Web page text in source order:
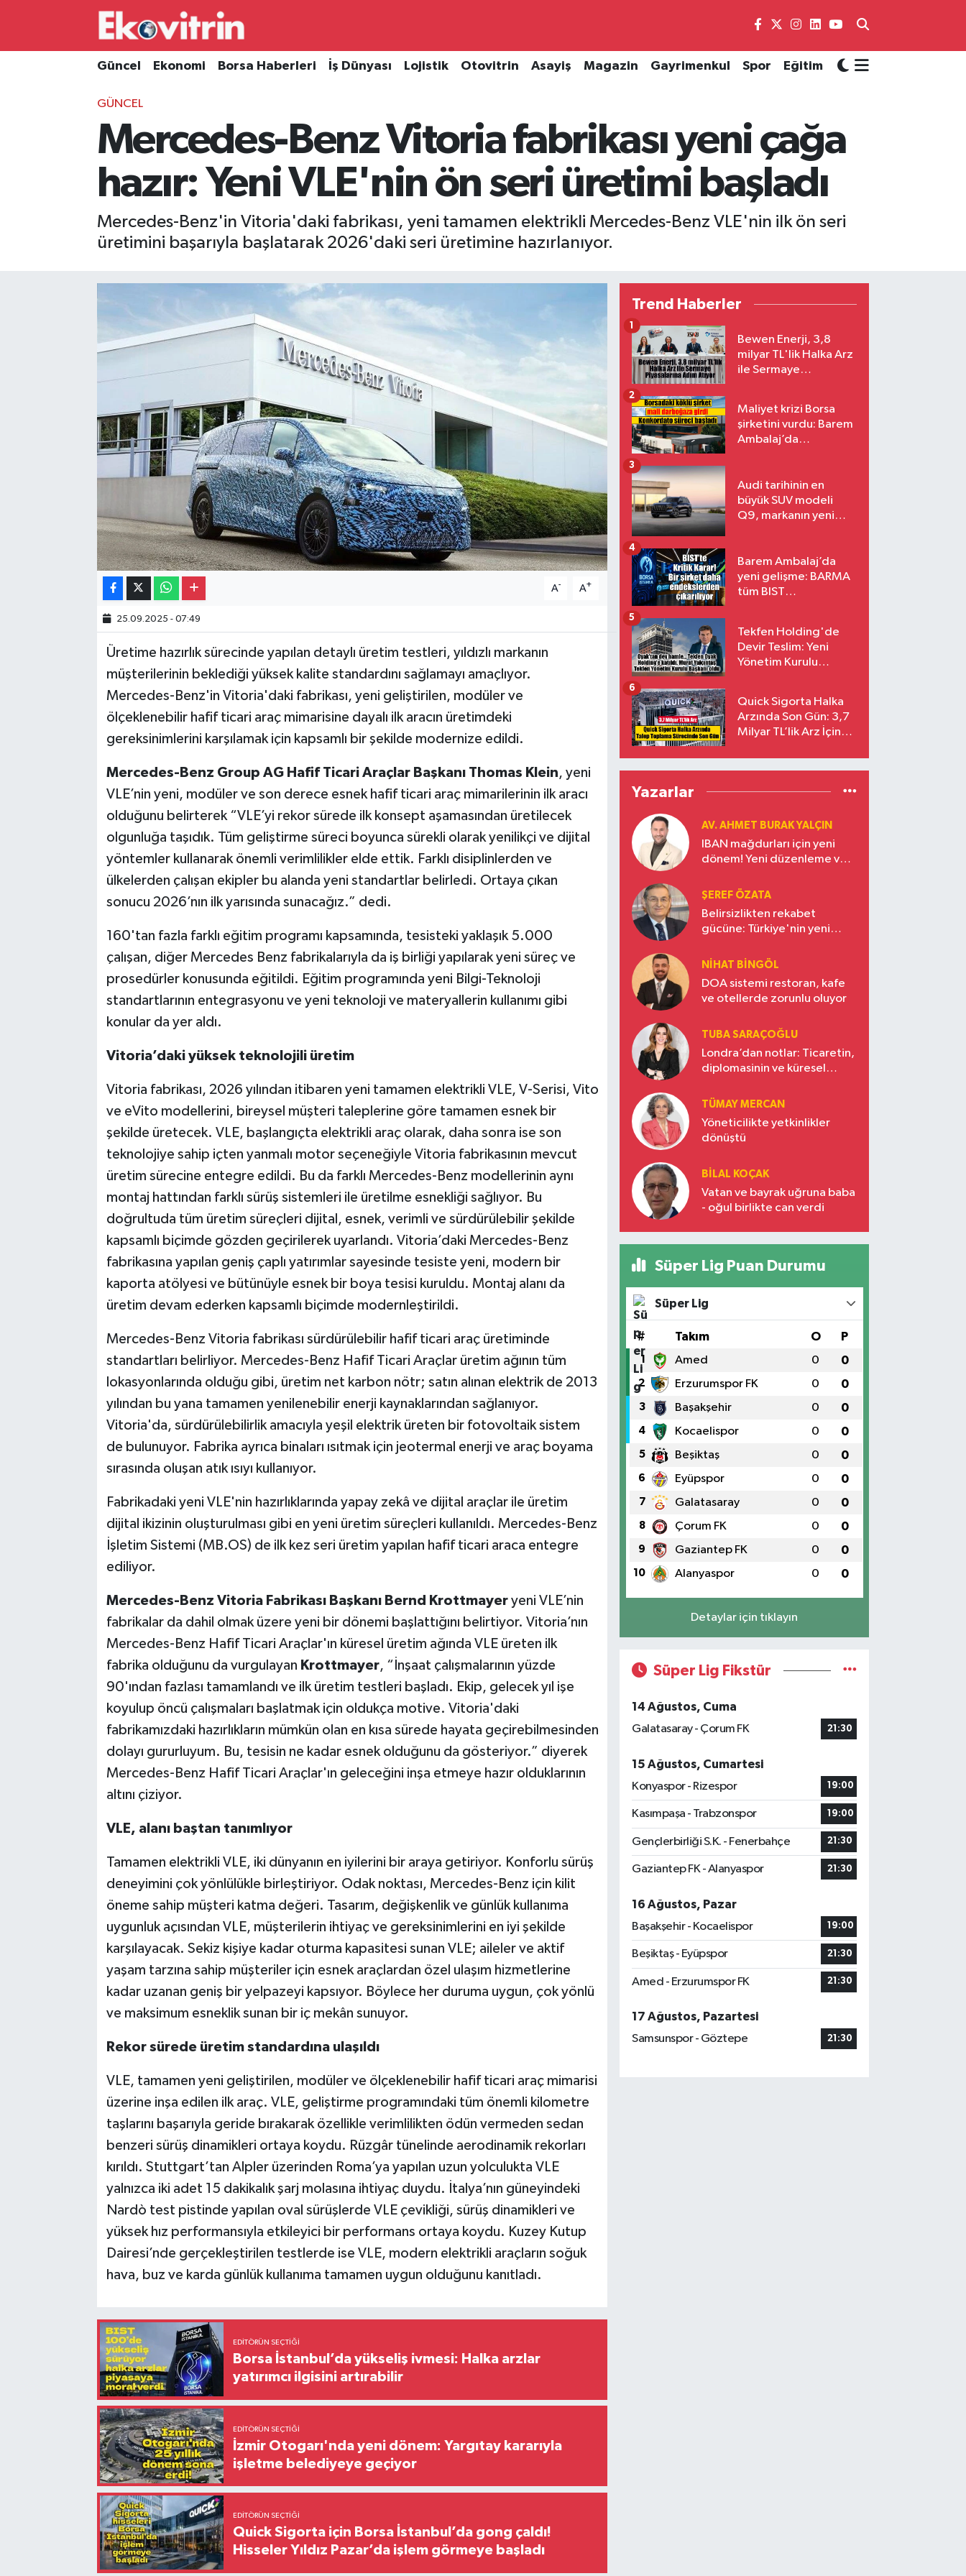
Güncel Ekonomi Borsa Haberleri İş Dünyası Lojistik Otovitrin Asayiş Magazin Gayrimenkul Spor Eğitim
GÜNCEL
Mercedes-Benz Vitoria fabrikası yeni çağa
hazır: Yeni VLE'nin ön seri üretimi başladı
Mercedes-Benz'in Vitoria'daki fabrikası, yeni tamamen elektrikli Mercedes-Benz VLE'nin ilk ön seri
üretimini başarıyla başlatarak 2026'daki seri üretimine hazırlanıyor.
A- A+
25.09.2025 - 07:49
Üretime hazırlık sürecinde yapılan detaylı üretim testleri, yıldızlı markanın
müşterilerinin beklediği yüksek kalite standardını sağlamayı amaçlıyor.
Mercedes-Benz'in Vitoria'daki fabrikası, yeni geliştirilen, modüler ve
ölçeklenebilir hafif ticari araç mimarisine dayalı ilk aracın üretimdeki
gereksinimlerini karşılamak için kapsamlı bir şekilde modernize edildi.
Mercedes-Benz Group AG Hafif Ticari Araçlar Baş kanıThomas Klein, yeni
VLE’nin ​​yeni, modüler ve son derece esnek hafif ticari araç mimarilerinin ilk aracı
olduğunu belirterek “VLE’yi rekor sürede ilk konsept aşamasından üretilecek
olgunluğa taşıdık. Tüm geliştirme süreci boyunca sürekli olarak yenilikçi ve dijital
yöntemler kullanarak önemli verimlilikler elde ettik. Farklı disiplinlerden ve
ülkelerden çalışan ekipler bu alanda yeni standartlar belirledi. Ortaya çıkan
sonucu 2026’nın ilk yarısında sunacağız.” dedi.
160'tan fazla farklı eğitim programı kapsamında, tesisteki yaklaşık 5.000
çalışan, diğer Mercedes Benz fabrikalarıyla da iş birliği yapılarak yeni süreç ve
prosedürler konusunda eğitildi. Eğitim programında yeni Bilgi-Teknoloji
standartlarının entegrasyonu ve yeni teknoloji ve materyallerin kullanımı gibi
konular da yer aldı.
Vitoria’daki yüksek teknolojili üretim
Vitoria fabrikası, 2026 yılından itibaren yeni tamamen elektrikli VLE, ​​V-Serisi, Vito
ve eVito modellerini, bireysel müşteri taleplerine göre tamamen esnek bir
şekilde üretecek. VLE, başlangıçta elektrikli araç olarak, daha sonra ise son
teknolojiye sahip içten yanmalı motor seçeneğiyle Vitoria fabrikasının mevcut
üretim sürecine entegre edildi. Bu da farklı Mercedes-Benz modellerinin aynı
montaj hattından farklı sürüş sistemleri ile üretilme esnekliği sağlıyor. Bu
doğrultuda tüm üretim süreçleri dijital, esnek, verimli ve sürdürülebilir şekilde
kapsamlı biçimde gözden geçirilerek uyarlandı. Vitoria’daki Mercedes-Benz
fabrikasına yapılan geniş çaplı yatırımlar sayesinde tesiste yeni, modern bir
kaporta atölyesi ve bütünüyle esnek bir boya tesisi kuruldu. Montaj alanı da
üretim devam ederken kapsamlı biçimde modernleştirildi.
Mercedes-Benz Vitoria fabrikası sürdürülebilir hafif ticari araç üretiminde
standartları belirliyor. Mercedes-Benz Hafif Ticari Araçlar üretim ağının tüm
lokasyonlarında olduğu gibi, üretim net karbon nötr; satın alınan elektrik de 2013
yılından bu yana tamamen yenilenebilir enerji kaynaklarından sağlanıyor.
Vitoria'da, sürdürülebilirlik amacıyla yeşil elektrik üreten bir fotovoltaik sistem
de bulunuyor. Fabrika ayrıca binaları ısıtmak için jeotermal enerji ve araç boyama
sırasında oluşan atık ısıyı kullanıyor.
Fabrikadaki yeni VLE'nin hazırlıklarında yapay zekâ ve dijital araçlar ile üretim
dijital ikizinin oluşturulması gibi en yeni üretim süreçleri kullanıldı. Mercedes-Benz
İşletim Sistemi (MB.OS) de ilk kez seri üretim yapılan hafif ticari araca entegre
ediliyor.
Mercedes-Benz Vitoria Fabrikası BaşkanıBernd Krottmayeryeni VLE’nin ​​
fabrikalar da dahil olmak üzere yeni bir dönemi başlattığını belirtiyor. Vitoria’nın
Mercedes-Benz Hafif Ticari Araçlar'ın küresel üretim ağında VLE üreten ilk
fabrika olduğunu da vurgulayan Krottmayer, “İnşaat çalışmalarının yüzde
90'ından fazlası tamamlandı ve ilk üretim testleri başladı. Ekip, gelecek yıl işe
koyulup öncü çalışmaları başlatmak için oldukça motive. Vitoria'daki
fabrikamızdaki hazırlıkların mümkün olan en kısa sürede hayata geçirebilmesinden
dolayı gururluyum. Bu, tesisin ne kadar esnek olduğunu da gösteriyor.” diyerek
Mercedes-Benz Hafif Ticari Araçlar'ın geleceğini inşa etmeye hazır olduklarının
altını çiziyor.
VLE, alanı baştan tanımlıyor
Tamamen elektrikli VLE, ​​iki dünyanın en iyilerini bir araya getiriyor. Konforlu sürüş
deneyimini çok yönlülükle birleştiriyor. Odak noktası, Mercedes-Benz için kilit
öneme sahip müşteri katma değeri. Tasarım, değişkenlik ve günlük kullanıma
uygunluk açısından VLE, ​​müşterilerin ihtiyaç ve gereksinimlerini en iyi şekilde
karşılayacak. Sekiz kişiye kadar oturma kapasitesi sunan VLE; aileler ve aktif
yaşam tarzına sahip müşteriler için esnek araçlardan özel ulaşım hizmetlerine
kadar uzanan geniş bir yelpazeyi kapsıyor. Böylece her duruma uygun, çok yönlü
ve maksimum esneklik sunan bir iç mekân sunuyor.
Rekor sürede üretim standardına ulaşıldı
VLE, tamamen yeni geliştirilen, modüler ve ölçeklenebilir hafif ticari araç mimarisi
üzerine inşa edilen ilk araç. VLE, geliştirme programındaki tüm önemli kilometre
taşlarını başarıyla geride bırakarak özellikle verimlilikten ödün vermeden sedan
benzeri sürüş dinamikleri ortaya koydu. Rüzgâr tünelinde aerodinamik rekorları
kırıldı. Stuttgart’tan Alpler üzerinden Roma’ya yapılan uzun yolculukta VLE
yalnızca iki adet 15 dakikalık şarj molasına ihtiyaç duydu. İtalya’nın güneyindeki
Nardò test pistinde yapılan oval sürüşlerde VLE çevikliği, sürüş dinamikleri ve
yüksek hız performansıyla etkileyici bir performans ortaya koydu. Kuzey Kutup
Dairesi’nde gerçekleştirilen testlerde ise VLE, modern elektrikli araçların soğuk
hava, buz ve karda günlük kullanıma tamamen uygun olduğunu kanıtladı.
EDITÖRÜN SEÇTIĞI
Borsa İstanbul’da yükseliş ivmesi: Halka arzlar
yatırımcı ilgisini artırabilir
EDITÖRÜN SEÇTIĞI
İzmir Otogarı'nda yeni dönem: Yargıtay kararıyla
işletme belediyeye geçiyor
EDITÖRÜN SEÇTIĞI
Quick Sigorta için Borsa İstanbul’da gong çaldı!
Hisseler Yıldız Pazar’da işlem görmeye başladı
Trend Haberler
Bewen Enerji, 3,8
milyar TL'lik Halka Arz
ile Sermaye
1
Maliyet krizi Borsa
şirketini vurdu: Barem
Ambalaj’da
2
Audi tarihinin en
büyük SUV modeli
Q9, markanın yeni
3
Barem Ambalaj’da
yeni gelişme: BARMA
tüm BIST
4
Tekfen Holding'de
Devir Teslim: Yeni
Yönetim Kurulu
5
Quick Sigorta Halka
Arzında Son Gün: 3,7
Milyar TL’lik Arz İçin
Eriyor
6
Yazarlar
AV. AHMET BURAK YALÇIN
IBAN mağdurları için yeni
dönem! Yeni düzenleme ve
ŞEREF ÖZATA
Belirsizlikten rekabet
gücüne: Türkiye'nin yeni
NIHAT BINGÖL
DOA sistemi restoran, kafe
ve otellerde zorunlu oluyor
TUBA SARAÇOĞLU
Londra’dan notlar: Ticaretin,
diplomasinin ve küresel
Türkiye’nin yükselen gücü
TÜMAY MERCAN
Yöneticilikte yetkinlikler
dönüştü
BILAL KOÇAK
Vatan ve bayrak uğruna baba
- oğul birlikte can verdi
Süper Lig Puan Durumu
Süper Lig
# Takım O P
1 Amed 0 0
2 Erzurumspor FK 0 0
3 Başakşehir 0 0
4 Kocaelispor 0 0
5 Beşiktaş 0 0
6 Eyüpspor 0 0
7 Galatasaray 0 0
8 Çorum FK 0 0
9 Gaziantep FK 0 0
10 Alanyaspor 0 0
Detaylar için tıklayın
Süper Lig Fikstür
14 Ağustos, Cuma
Galatasaray - Çorum FK
21:30
15 Ağustos, Cumartesi
Konyaspor - Rizespor
19:00
Kasımpaşa - Trabzonspor 19:00
Gençlerbirliği S.K. - Fenerbahçe 21:30
Gaziantep FK - Alanyaspor 21:30
16 Ağustos, Pazar
Başakşehir - Kocaelispor
19:00
Beşiktaş - Eyüpspor 21:30
Amed - Erzurumspor FK 21:30
17 Ağustos, Pazartesi
Samsunspor - Göztepe
21:30
Güncel
Borsa Haberleri
Gayrimenkul
Hava Durumu
Süper Lig Puan Durumu ve Fikstür
Tüm Manşetler
Son Dakika Haberleri
Haber Arşivi